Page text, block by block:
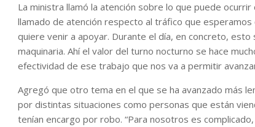
La ministra llamó la atención sobre lo que puede
llamado de atención respecto al tráfico que
quiere venir a apoyar. Durante el día, en concreto,
maquinaria. Ahí el valor del turno nocturno se hace
efectividad de ese trabajo que nos va a permitir
Agregó que otro tema en el que se ha avanzado más
por distintas situaciones como personas que están
tenían encargo por robo. “Para nosotros es